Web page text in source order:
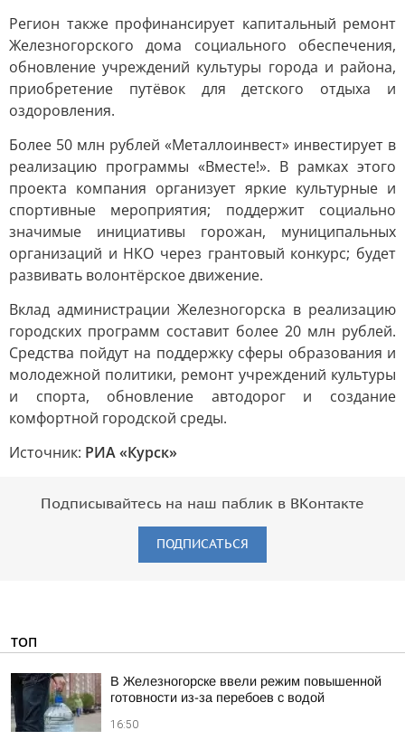
Регион также профинансирует капитальный ремонт
Железногорского дома социального обеспечения,
обновление учреждений культуры города и района,
приобретение путёвок для детского отдыха и
оздоровления.
Более 50 млн рублей «Металлоинвест» инвестирует в
реализацию программы «Вместе!». В рамках этого
проекта компания организует яркие культурные и
спортивные мероприятия; поддержит социально
значимые инициативы горожан, муниципальных
организаций и НКО через грантовый конкурс; будет
развивать волонтёрское движение.
Вклад администрации Железногорска в реализацию
городских программ составит более 20 млн рублей.
Средства пойдут на поддержку сферы образования и
молодежной политики, ремонт учреждений культуры
и спорта, обновление автодорог и создание
комфортной городской среды.
Источник: РИА «Курск»
Подписывайтесь на наш паблик в ВКонтакте
ПОДПИСАТЬСЯ
ТОП
В Железногорске ввели режим повышенной
готовности из-за перебоев с водой
16:50